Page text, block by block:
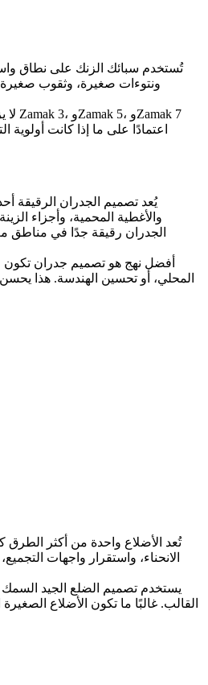
تُستخدم سبائك الزنك على نطاق واسع
ونتوءات صغيرة، وثقوب
لا Zamak 3 ، وZamak 5 ، وZamak 7
اعتمادًا على ما إذا كانت
يُعد تصميم الجدران الرقيقة
والأغطية المحمية، وأجزاء
الجدران رقيقة جدًا في مناطق
أفضل نهج هو تصميم جدران تكون
المحلي، أو تحسين الهندسة. هذا يحسن
تُعد الأضلاع واحدة من أكثر الطرق
الانحناء، واستقرار واجهات
يستخدم تصميم الضلع الجيد
القالب. غالبًا ما تكون الأضلاع